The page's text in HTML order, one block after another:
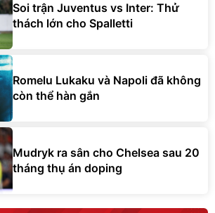
Soi trận Juventus vs Inter: Thử
thách lớn cho Spalletti
Romelu Lukaku và Napoli đã không
còn thể hàn gắn
Mudryk ra sân cho Chelsea sau 20
tháng thụ án doping